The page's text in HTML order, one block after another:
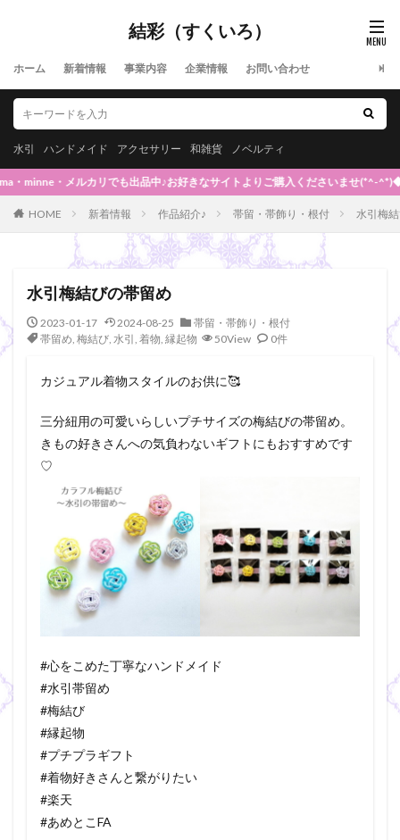
結彩（すくいろ）
ホーム 新着情報 事業内容 企業情報 お問い合わせ
水引 ハンドメイド アクセサリー 和雑貨 ノベルティ
・メルカリでも出品中♪お好きなサイトよりご購入くださいませ(*^-^*)◆
HOME 新着情報 作品紹介♪ 帯留・帯飾り・根付 水引梅
水引梅結びの帯留め
2023-01-17 2024-08-25
帯留・帯飾り・根付
帯留め, 梅結び, 水引, 着物, 縁起物 50View 0件
カジュアル着物スタイルのお供に🥰
三分紐用の可愛いらしいプチサイズの梅結びの帯留め。
きもの好きさんへの気負わないギフトにもおすすめです
♡
#心をこめた丁寧なハンドメイド
#水引帯留め
#梅結び
#縁起物
#プチプラギフト
#着物好きさんと繋がりたい
#楽天
#あめとこFA